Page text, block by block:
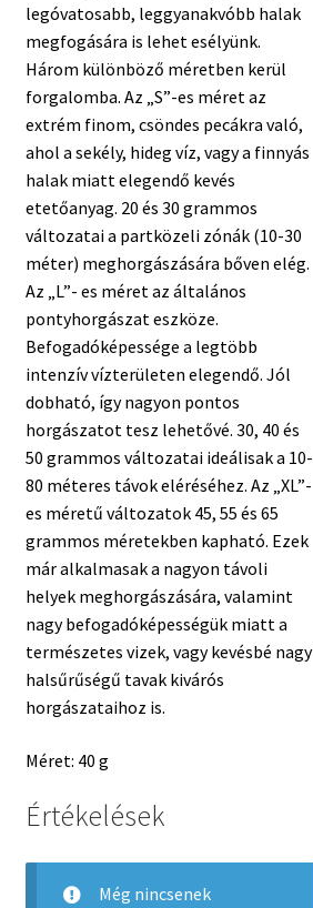
legóvatosabb, leggyanakvóbb halak
megfogására is lehet esélyünk.
Három különböző méretben kerül
forgalomba. Az „S”-es méret az
extrém finom, csöndes pecákra való,
ahol a sekély, hideg víz, vagy a finnyás
halak miatt elegendő kevés
etetőanyag. 20 és 30 grammos
változatai a partközeli zónák (10-30
méter) meghorgászására bőven elég.
Az „L”- es méret az általános
pontyhorgászat eszköze.
Befogadóképessége a legtöbb
intenzív vízterületen elegendő. Jól
dobható, így nagyon pontos
horgászatot tesz lehetővé. 30, 40 és
50 grammos változatai ideálisak a 10-
80 méteres távok eléréséhez. Az „XL”-
es méretű változatok 45, 55 és 65
grammos méretekben kapható. Ezek
már alkalmasak a nagyon távoli
helyek meghorgászására, valamint
nagy befogadóképességük miatt a
természetes vizek, vagy kevésbé nagy
halsűrűségű tavak kivárós
horgászataihoz is.
Méret: 40 g
Értékelések
Még nincsenek